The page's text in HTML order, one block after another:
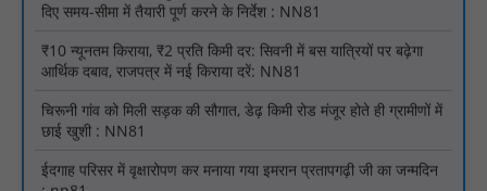
चिरूनी गांव को मिली सड़क की सौगात, डेढ़ किमी रोड मंजूर होते ही ग्रामीणों में
छाई खुशी : NN81
ईदगाह परिसर में वृक्षारोपण कर मनाया गया इमरान प्रतापगढ़ी जी का जन्मदिन
: nn81
मगरौनी पुलिस की बड़ी कार्रवाई लंबे समय से फरार एक स्थाई वारंटी सहित दो
वारंटी गिरफ्तार : NN81